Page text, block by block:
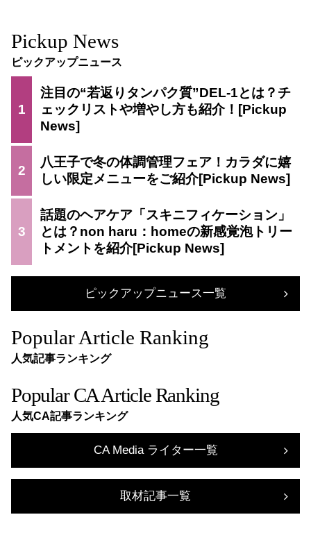
Pickup News
ピックアップニュース
1
注目の“若返りタンパク質”DEL-1とは？チ
ェックリストや増やし方も紹介！
2
八王子で冬の体調管理フェア！カラダに嬉
しい限定メニューをご紹介
3
話題のヘアケア「スキニフィケーション」
とは？non haru：homeの新感覚泡トリー
トメントを紹介
ピックアップニュース一覧
Popular Article Ranking
人気記事ランキング
Popular CA Article Ranking
人気CA記事ランキング
CA Media ライター一覧
取材記事一覧